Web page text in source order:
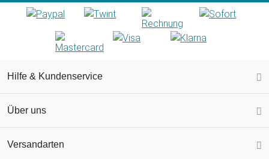
Hilfe & Kundenservice
Über uns
Versandarten